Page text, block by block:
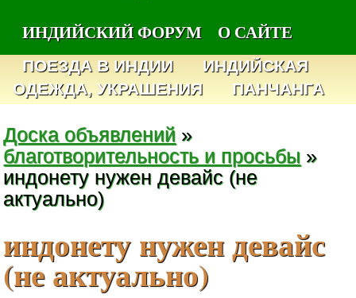
ИНДИЙСКИЙ ФОРУМ
О САЙТЕ
ПОЕЗДА В ИНДИИ
ИНДИЙСКАЯ
ОДЕЖДА, УКРАШЕНИЯ
ПАНЧАНГА
Доска объявлений »
благотворительность и просьбы »
индонету нужен девайс (не
актуально)
индонету нужен девайс
(не актуально)